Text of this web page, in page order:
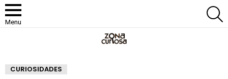
Menu
CURIOSIDADES